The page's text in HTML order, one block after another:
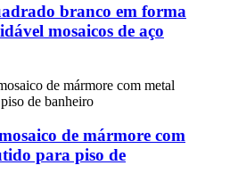
branco em forma
mosaicos de aço
de mármore com
para piso de